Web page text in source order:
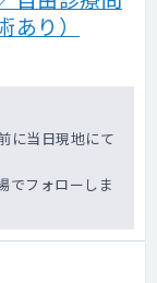
り）
に当日現地にて
でフォローしま